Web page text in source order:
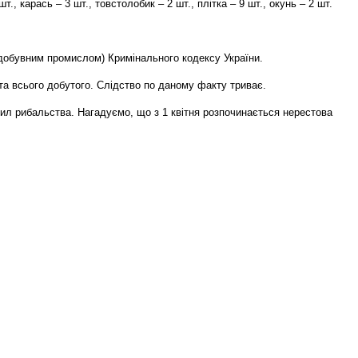
карась – 3 шт., товстолобик – 2 шт., плітка – 9 шт., окунь – 2 шт.
промислом) Кримінального кодексу України.
всього добутого. Слідство по даному факту триває.
рибальства. Нагадуємо, що з 1 квітня розпочинається нерестова